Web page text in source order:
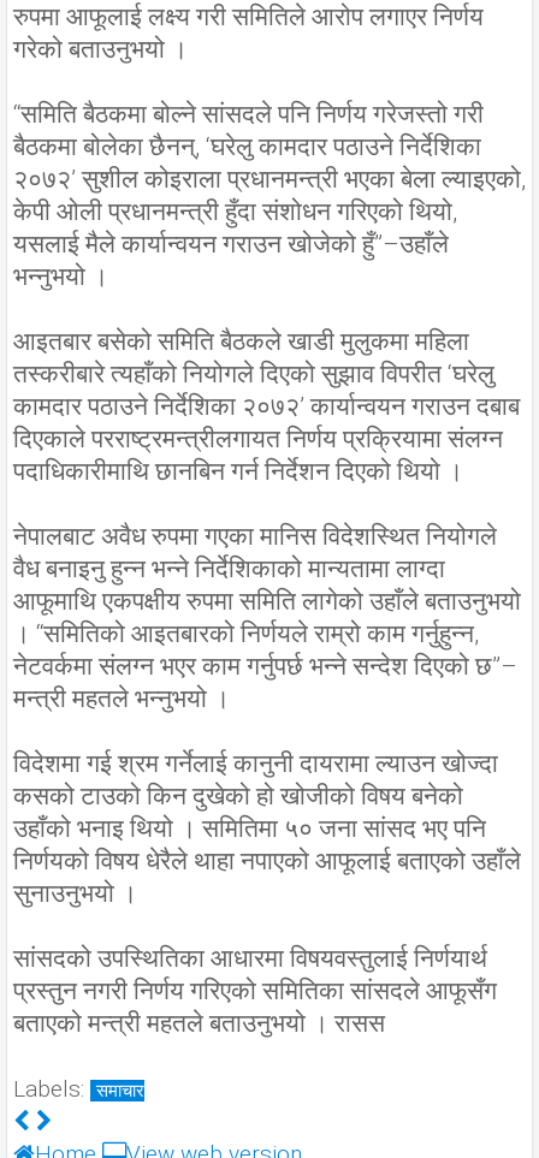
रुपमा आफूलाई लक्ष्य गरी समितिले आरोप लगाएर निर्णय
गरेको बताउनुभयो ।
“समिति बैठकमा बोल्ने सांसदले पनि निर्णय गरेजस्तो गरी
बैठकमा बोलेका छैनन्, ‘घरेलु कामदार पठाउने निर्देशिका
२०७२’ सुशील कोइराला प्रधानमन्त्री भएका बेला ल्याइएको,
केपी ओली प्रधानमन्त्री हुँदा संशोधन गरिएको थियो,
यसलाई मैले कार्यान्वयन गराउन खोजेको हुँ”–उहाँले
भन्नुभयो ।
आइतबार बसेको समिति बैठकले खाडी मुलुकमा महिला
तस्करीबारे त्यहाँको नियोगले दिएको सुझाव विपरीत ‘घरेलु
कामदार पठाउने निर्देशिका २०७२’ कार्यान्वयन गराउन दबाब
दिएकाले परराष्ट्रमन्त्रीलगायत निर्णय प्रक्रियामा संलग्न
पदाधिकारीमाथि छानबिन गर्न निर्देशन दिएको थियो ।
नेपालबाट अवैध रुपमा गएका मानिस विदेशस्थित नियोगले
वैध बनाइनु हुन्न भन्ने निर्देशिकाको मान्यतामा लाग्दा
आफूमाथि एकपक्षीय रुपमा समिति लागेको उहाँले बताउनुभयो
। “समितिको आइतबारको निर्णयले राम्रो काम गर्नुहुन्न,
नेटवर्कमा संलग्न भएर काम गर्नुपर्छ भन्ने सन्देश दिएको छ”–
मन्त्री महतले भन्नुभयो ।
विदेशमा गई श्रम गर्नेलाई कानुनी दायरामा ल्याउन खोज्दा
कसको टाउको किन दुखेको हो खोजीको विषय बनेको
उहाँको भनाइ थियो । समितिमा ५० जना सांसद भए पनि
निर्णयको विषय धेरैले थाहा नपाएको आफूलाई बताएको उहाँले
सुनाउनुभयो ।
सांसदको उपस्थितिका आधारमा विषयवस्तुलाई निर्णयार्थ
प्रस्तुन नगरी निर्णय गरिएको समितिका सांसदले आफूसँग
बताएको मन्त्री महतले बताउनुभयो । रासस
Labels: समाचार